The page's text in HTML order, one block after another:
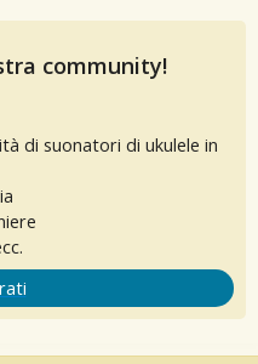
community!
di suonatori di ukulele in